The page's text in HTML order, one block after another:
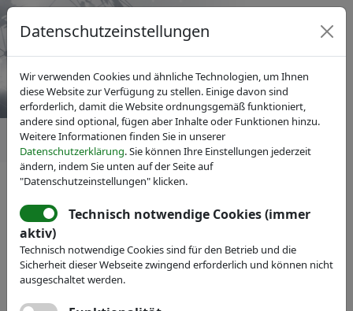
News
Datenschutzeinstellungen
Wir verwenden Cookies und ähnliche Technologien, um Ihnen
diese Website zur Verfügung zu stellen. Einige davon sind
erforderlich, damit die Website ordnungsgemäß funktioniert,
andere sind optional, fügen aber Inhalte oder Funktionen hinzu.
Weitere Informationen finden Sie in unserer
Datenschutzerklärung. Sie können Ihre Einstellungen jederzeit
ändern, indem Sie unten auf der Seite auf
"Datenschutzeinstellungen" klicken.
Technisch notwendige Cookies (immer
aktiv)
Technisch notwendige Cookies sind für den Betrieb und die
Sicherheit dieser Webseite zwingend erforderlich und können nicht
ausgeschaltet werden.